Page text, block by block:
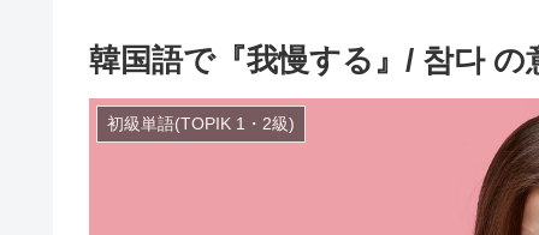
韓国語で『我慢する』/ 참다
初級単語(TOPIK 1・2級)